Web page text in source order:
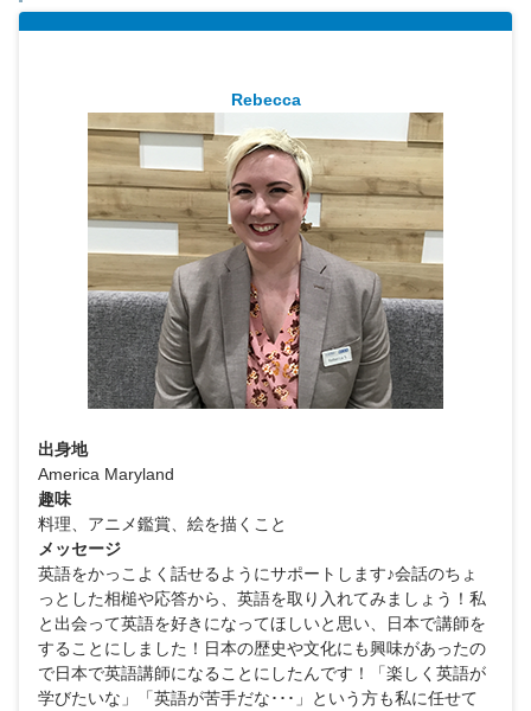
Rebecca
出身地
America Maryland
趣味
料理、アニメ鑑賞、絵を描くこと
メッセージ
英語をかっこよく話せるようにサポートします♪会話のちょ
っとした相槌や応答から、英語を取り入れてみましょう！私
と出会って英語を好きになってほしいと思い、日本で講師を
することにしました！日本の歴史や文化にも興味があったの
で日本で英語講師になることにしたんです！「楽しく英語が
学びたいな」「英語が苦手だな･･･」という方も私に任せて